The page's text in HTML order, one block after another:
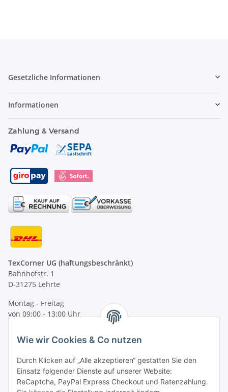
Gesetzliche Informationen
Informationen
Zahlung & Versand
TexCorner UG (haftungsbeschränkt)
Bahnhofstr. 1
D-31275 Lehrte
Montag - Freitag
von 09:00 - 13:00 Uhr
Tel: +49 (0) 5132 8230689
E-Mail:mail@texcorner.de
Wie wir Cookies & Co nutzen
Durch Klicken auf „Alle akzeptieren“ gestatten Sie den
Einsatz folgender Dienste auf unserer Website:
ReCaptcha, PayPal Express Checkout und Ratenzahlung.